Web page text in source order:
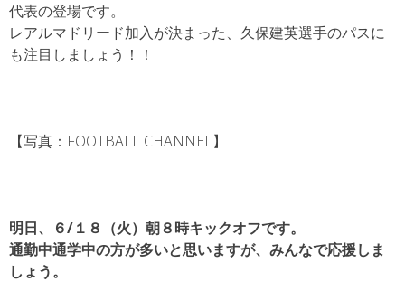
代表の登場です。
レアルマドリード加入が決まった、久保建英選手のパスに
も注目しましょう！！
【写真：FOOTBALL CHANNEL】
明日、６/１８（火）朝８時キックオフです。
通勤中通学中の方が多いと思いますが、みんなで応援しま
しょう。